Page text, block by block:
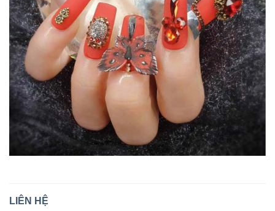
LIÊN HỆ